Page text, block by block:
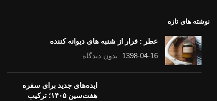
نوشته های تازه
عطر : فرار از شنبه های دیوانه کننده
1398-04-16
بدون دیدگاه
ایده‌های جدید برای سفره
هفت‌سین ۱۴۰۵؛ ترکیب